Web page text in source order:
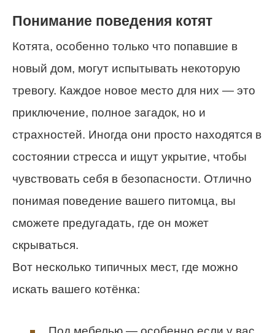
Понимание поведения котят
Котята, особенно только что попавшие в
новый дом, могут испытывать некоторую
тревогу. Каждое новое место для них — это
приключение, полное загадок, но и
страхностей. Иногда они просто находятся в
состоянии стресса и ищут укрытие, чтобы
чувствовать себя в безопасности. Отлично
понимая поведение вашего питомца, вы
сможете предугадать, где он может
скрываться.
Вот несколько типичных мест, где можно
искать вашего котёнка: